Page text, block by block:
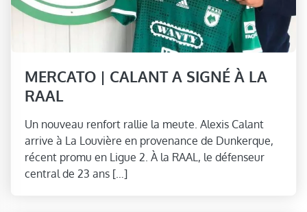
MERCATO | CALANT A SIGNÉ À LA
RAAL
Un nouveau renfort rallie la meute. Alexis Calant
arrive à La Louvière en provenance de Dunkerque,
récent promu en Ligue 2. À la RAAL, le défenseur
central de 23 ans […]